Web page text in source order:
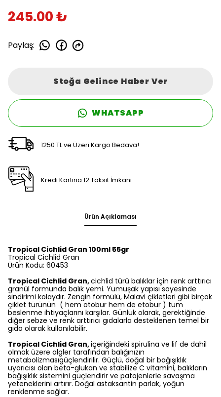
245.00 ₺
Paylaş:
Stoğa Gelince Haber Ver
WHATSAPP
1250 TL ve Üzeri Kargo Bedava!
Kredi Kartına 12 Taksit İmkanı
Ürün Açıklaması
Tropical Cichlid Gran 100ml 55gr
Tropical Cichlid Gran
Ürün Kodu: 60453
Tropical Cichlid Gran,cichlid türü balıklar için renk arttırıcı
granül formunda balık yemi. Yumuşak yapısı sayesinde
sindirimi kolaydır. Zengin formülü, Malavi çikletleri gibi birçok
çiklet türünün ( hem otobur hem de etobur ) tüm
beslenme ihtiyaçlarını karşılar. Günlük olarak, gerektiğinde
diğer sebze ve renk arttırıcı gıdalarla desteklenen temel bir
gıda olarak kullanılabilir.
Tropical Cichlid Gran,içeriğindeki spirulina ve lif de dahil
olmak üzere algler tarafından balığınızın
metabolizmasıgüçlendirilir. Güçlü, doğal bir bağışıklık
uyarıcısı olan beta-glukan ve stabilize C vitamini, balıkların
bağışıklık sistemini güçlendirir ve patojenlerle savaşma
yeteneklerini artırır. Doğal astaksantin parlak, yoğun
renklenme sağlar.